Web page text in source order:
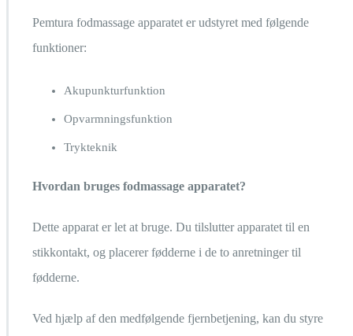
Pemtura fodmassage apparatet er udstyret med følgende
funktioner:
Akupunkturfunktion
Opvarmningsfunktion
Trykteknik
Hvordan bruges fodmassage apparatet?
Dette apparat er let at bruge. Du tilslutter apparatet til en
stikkontakt, og placerer fødderne i de to anretninger til
fødderne.
Ved hjælp af den medfølgende fjernbetjening, kan du styre